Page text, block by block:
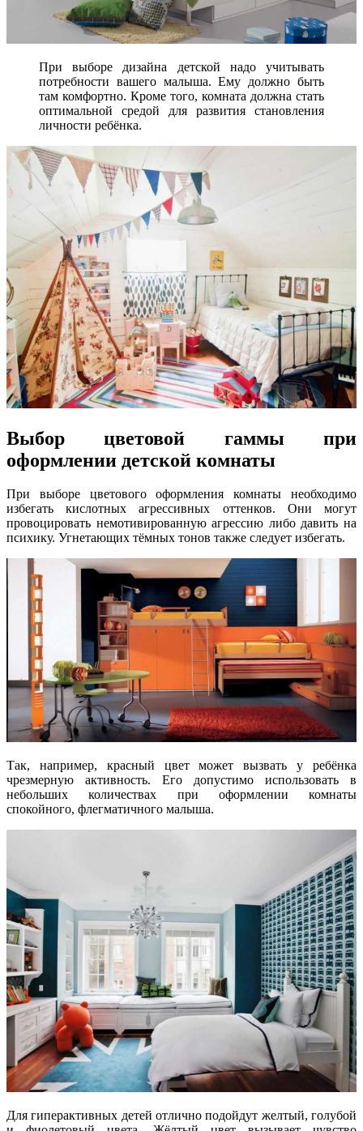
При выборе дизайна детской надо учитывать
потребности вашего малыша. Ему должно быть
там комфортно. Кроме того, комната должна стать
оптимальной средой для развития становления
личности ребёнка.
Выбор цветовой гаммы при
оформлении детской комнаты
При выборе цветового оформления комнаты необходимо
избегать кислотных агрессивных оттенков. Они могут
провоцировать немотивированную агрессию либо давить на
психику. Угнетающих тёмных тонов также следует избегать.
Так, например, красный цвет может вызвать у ребёнка
чрезмерную активность. Его допустимо использовать в
небольших количествах при оформлении комнаты
спокойного, флегматичного малыша.
Для гиперактивных детей отлично подойдут желтый, голубой